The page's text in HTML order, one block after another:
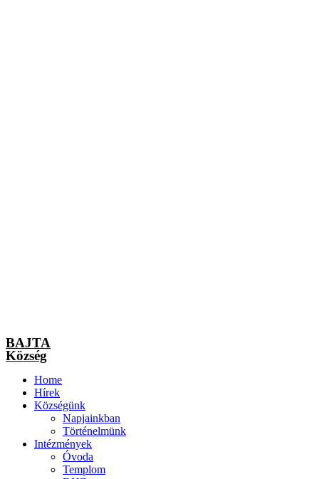
BAJTA
Község
Home
Hírek
Községünk
Napjainkban
Történelmünk
Intézmények
Óvoda
Templom